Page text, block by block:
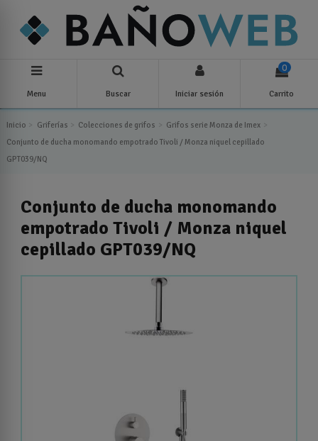
Menu Buscar Iniciar sesión
0
Carrito
Inicio Griferías Colecciones de grifos
Grifos serie Monza de Imex
Conjunto de ducha monomando empotrado Tivoli / Monza niquel cepillado
GPT039/NQ
Conjunto de ducha monomando
empotrado Tivoli / Monza niquel
cepillado GPT039/NQ